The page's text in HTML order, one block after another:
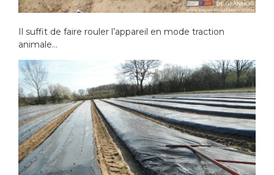
Il suffit de faire rouler l’appareil en mode traction
animale…